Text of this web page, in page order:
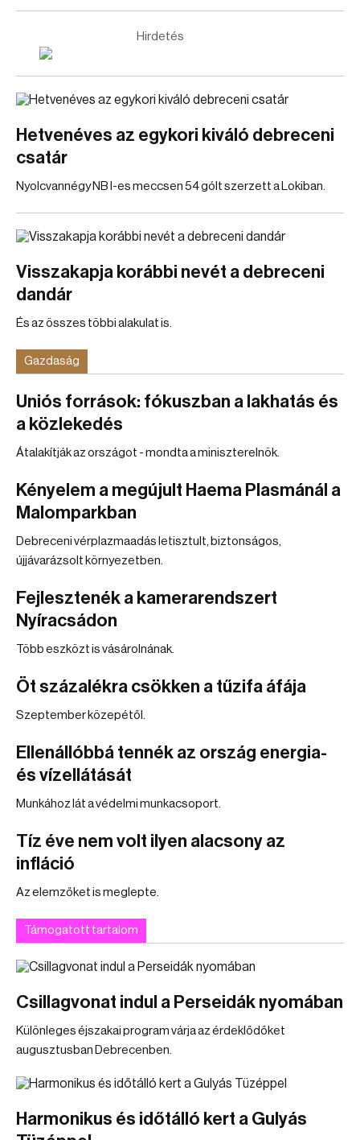
Hirdetés
Hetvenéves az egykori kiváló debreceni
csatár
Nyolcvannégy NB I-es meccsen 54 gólt szerzett a Lokiban.
Visszakapja korábbi nevét a debreceni
dandár
És az összes többi alakulat is.
Gazdaság
Uniós források: fókuszban a lakhatás és
a közlekedés
Átalakítják az országot - mondta a miniszterelnök.
Kényelem a megújult Haema Plasmánál a
Malomparkban
Debreceni vérplazmaadás letisztult, biztonságos,
újjávarázsolt környezetben.
Fejlesztenék a kamerarendszert
Nyíracsádon
Több eszközt is vásárolnának.
Öt százalékra csökken a tűzifa áfája
Szeptember közepétől.
Ellenállóbbá tennék az ország energia-
és vízellátását
Munkához lát a védelmi munkacsoport.
Tíz éve nem volt ilyen alacsony az
infláció
Az elemzőket is meglepte.
Támogatott tartalom
Csillagvonat indul a Perseidák nyomában
Különleges éjszakai program várja az érdeklődőket
augusztusban Debrecenben.
Harmonikus és időtálló kert a Gulyás